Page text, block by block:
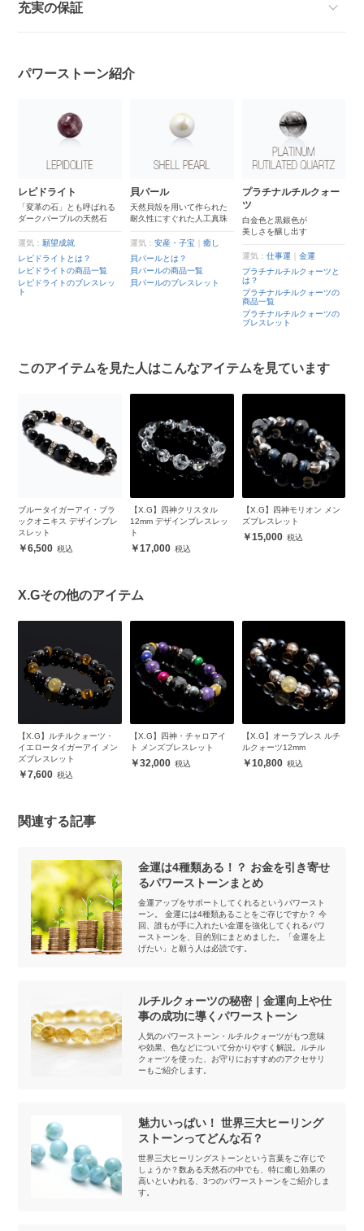
充実の保証
パワーストーン紹介
レピドライト
「変革の石」とも呼ばれる
ダークパープルの天然石
運気： 願望成就
レピドライトとは？
レピドライトの商品一覧
レピドライトのブレスレッ
ト
貝パール
天然貝殻を用いて作られた
耐久性にすぐれた人工真珠
運気： 安産・子宝
癒し
貝パールとは？
貝パールの商品一覧
貝パールのブレスレット
プラチナルチルクォー
ツ
白金色と黒銀色が
美しさを醸し出す
運気： 仕事運
金運
プラチナルチルクォーツと
は？
プラチナルチルクォーツの
商品一覧
プラチナルチルクォーツの
ブレスレット
このアイテムを見た人はこんなアイテムを見ています
ブルータイガーアイ・ブラ
ックオニキス デザインブレ
スレット
6,500
【X.G】四神クリスタル
12mm デザインブレスレッ
ト
17,000
【X.G】四神モリオン メン
ズブレスレット
15,000
X.Gその他のアイテム
【X.G】ルチルクォーツ・
イエロータイガーアイ メン
ズブレスレット
7,600
【X.G】四神・チャロアイ
ト メンズブレスレット
32,000
【X.G】オーラブレス ルチ
ルクォーツ12mm
10,800
関連する記事
金運は4種類ある！？ お金を引き寄せ
るパワーストーンまとめ
金運アップをサポートしてくれるというパワースト
ーン。 金運には4種類あることをご存じですか？ 今
回、誰もが手に入れたい金運を強化してくれるパワ
ーストーンを、目的別にまとめました。「金運を上
げたい」と願う人は必読です。
ルチルクォーツの秘密｜金運向上や仕
事の成功に導くパワーストーン
人気のパワーストーン・ルチルクォーツがもつ意味
や効果、色などについて分かりやすく解説。ルチル
クォーツを使った、お守りにおすすめのアクセサリ
ーもご紹介します。
魅力いっぱい！ 世界三大ヒーリング
ストーンってどんな石？
世界三大ヒーリングストーンという言葉をご存じで
しょうか？数ある天然石の中でも、特に癒し効果の
高いといわれる、3つのパワーストーンをご紹介しま
す。